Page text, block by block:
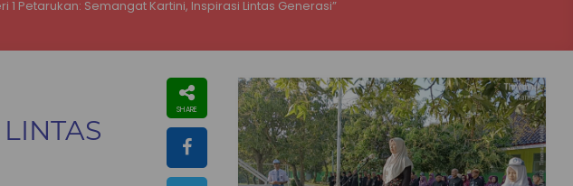
1 Petarukan: Semangat Kartini, Inspirasi Lintas Generasi”